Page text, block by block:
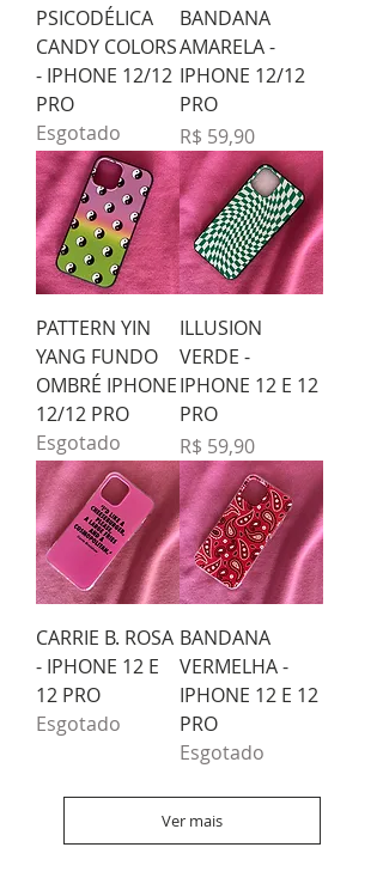
PSICODÉLICA
CANDY COLORS
- IPHONE 12/12
PRO
Esgotado
BANDANA
AMARELA -
IPHONE 12/12
PRO
Preço
R$ 59,90
PATTERN YIN
YANG FUNDO
OMBRÉ IPHONE
12/12 PRO
Esgotado
ILLUSION
VERDE -
IPHONE 12 E 12
PRO
Preço
R$ 59,90
CARRIE B. ROSA
- IPHONE 12 E
12 PRO
Esgotado
BANDANA
VERMELHA -
IPHONE 12 E 12
PRO
Esgotado
Ver mais